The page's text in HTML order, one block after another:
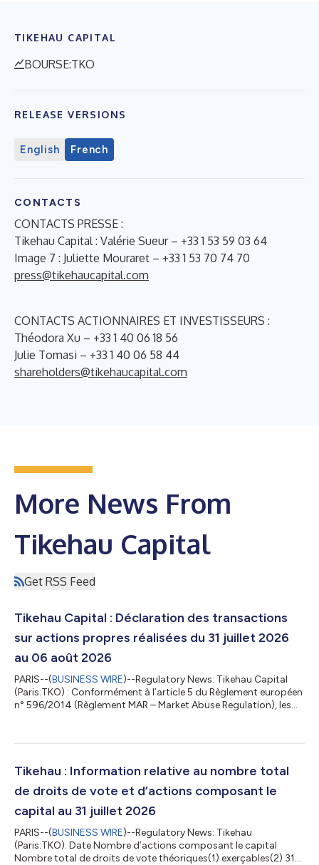
TIKEHAU CAPITAL
BOURSE:TKO
RELEASE VERSIONS
English French
CONTACTS
CONTACTS PRESSE :
Tikehau Capital : Valérie Sueur – +33 1 53 59 03 64
Image 7 : Juliette Mouraret – +33 1 53 70 74 70
press@tikehaucapital.com
CONTACTS ACTIONNAIRES ET INVESTISSEURS :
Théodora Xu – +33 1 40 06 18 56
Julie Tomasi – +33 1 40 06 58 44
shareholders@tikehaucapital.com
More News From
Tikehau Capital
Get RSS Feed
Tikehau Capital : Déclaration des transactions
sur actions propres réalisées du 31 juillet 2026
au 06 août 2026
PARIS--(BUSINESS WIRE)--Regulatory News: Tikehau Capital
(Paris:TKO) : Conformément à l’article 5 du Règlement européen
n° 596/2014 (Règlement MAR – Market Abuse Regulation), les
https://www.tikehaucapital.com/fr/shareholders/regulatory-
réalisées du 31 juillet 2026 au 06 août 2026 Nom de l'émetteur
Tikehau : Information relative au nombre total
de droits de vote et d’actions composant le
capital au 31 juillet 2026
PARIS--(BUSINESS WIRE)--Regulatory News: Tikehau
(Paris:TKO): Date Nombre d’actions composant le capital
Nombre total de droits de vote théoriques(1) exerçables(2) 31